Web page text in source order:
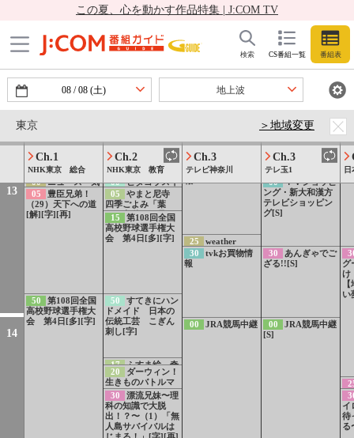
この夏、心を動かす作品特集 | J:COM TV
CS番組一覧 番組表
検索
08 / 08 (土) 地上波
東京 ＞地域変更
Ch.1
NHK東京 総合
Ch.2
NHK東京 教育
Ch.3
テレビ神奈川
Ch.3
テレ玉1
12
13
14
ニュース[字]
東甲信越）[字]
探検ファクト
リー えのきたけ
キ食感の秘密！
[解][字]
45
【連続テレビ
小説】風、薫る
土曜ダイジェスト
版 第19週[字][再]
00
ニュース・気
象情報[字]
05
豊臣兄弟！
（29）天下への道
[解][字][再]
50
第108回全国
高校野球選手権大
会 第4日[多][字]
してたの？[字]
ース[手]
00
みんなDEど
ーもくん！367愛
後編 ゲスト：ビ
ックスモールン
[字][再]
30
すくすく子育
[字]
00
ピタゴラスイ
ッチ ミニ▽くね
くね人まちがいさ
がし▽きょうのス
レスレ[字]
05
やまと尼寺
四季ごよみ「葉
月 立秋・処暑」
[字]
15
第108回全国
高校野球選手権大
会 第4日[多][字]
50
すてきにハン
ドメイド 日本の
伝統工芸 こぎん
刺し[字]
17
ふすま絵 奇
跡の再会[字]
20
ダーウィン！
生きものバトルマ
スターズ ぷりぷ
りプリティ！？お
しり対決[字]
30
漂流兄妹〜理
科の知識で大脱
出！？〜（1）「無
人島サバイバルは
report
探偵！ナイト
スクープ▽49秒90
の限界に挑む、絶
妙「堂島チャレン
ジ」!?[解]
55
tvkお買物情
25
weather
report
30
tvkお買物情
報
00 JRA競馬中継
どすこい す
しずもう[S][再]
05
魔女宝鑑〜ホ
ジュン若き日の
恋〜[字][S][終]
00
ＴＶショッピ
ング・新大和漢方
テレビショッピン
グ[S]
30
あんぎゃでご
ざる!![S]
00
JRA競馬中継
[S]
[
る
グ
け
い
コ
伝
K
て
イ
待
る